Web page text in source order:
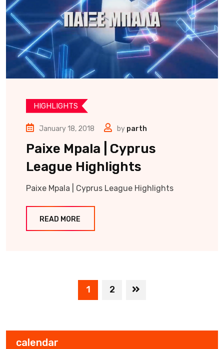
HIGHLIGHTS
January 18, 2018 by parth
Paixe Mpala | Cyprus
League Highlights
Paixe Mpala | Cyprus League Highlights
READ MORE
1 2
calendar